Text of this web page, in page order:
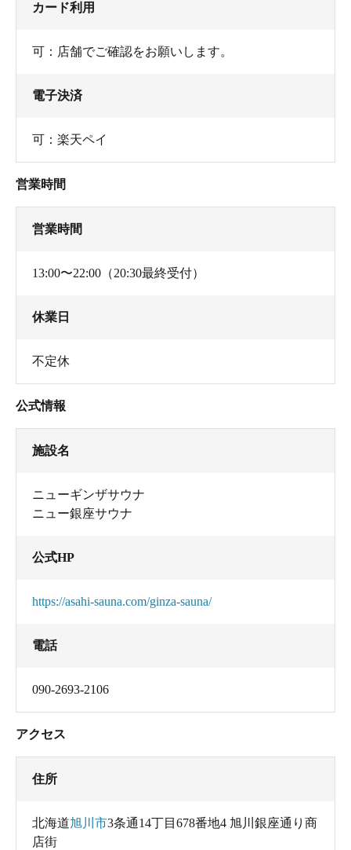
カード利用
可：店舗でご確認をお願いします。
電子決済
可：楽天ペイ
営業時間
営業時間
13:00〜22:00（20:30最終受付）
休業日
不定休
公式情報
施設名
ニューギンザサウナ
ニュー銀座サウナ
公式HP
https://asahi-sauna.com/ginza-sauna/
電話
090-2693-2106
アクセス
住所
北海道旭川市3条通14丁目678番地4 旭川銀座通り商
店街